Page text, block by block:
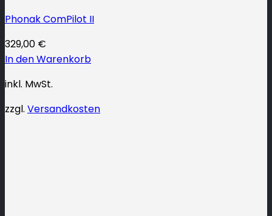
Phonak ComPilot II
329,00 €
In den Warenkorb
inkl. MwSt.
zzgl. Versandkosten